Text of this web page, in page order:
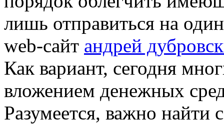
лишь отправиться на
web-сайт андрей
Как вариант, сегодня
вложением денежных
Разумеется, важно